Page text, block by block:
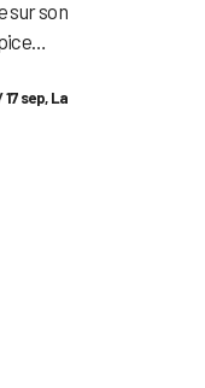
sur son
sep, La